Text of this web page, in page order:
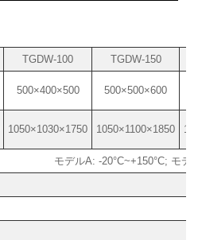
TGDW-100 TGDW-150
500×400×500 500×500×600
1050×1030×1750 1050×1100×1850
モデルA: -20°C~+150°C; モ